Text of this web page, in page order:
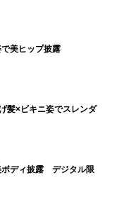
美ヒップ披露
髪×ビキニ姿でスレンダ
ボディ披露 デジタル限